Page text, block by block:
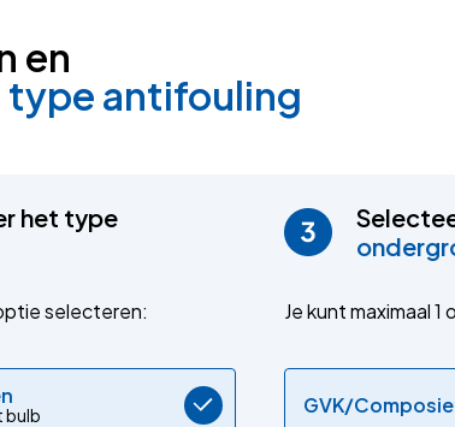
en
type antifouling
het type
selecteren:
bulb
Je kunt maximaal
GVK/